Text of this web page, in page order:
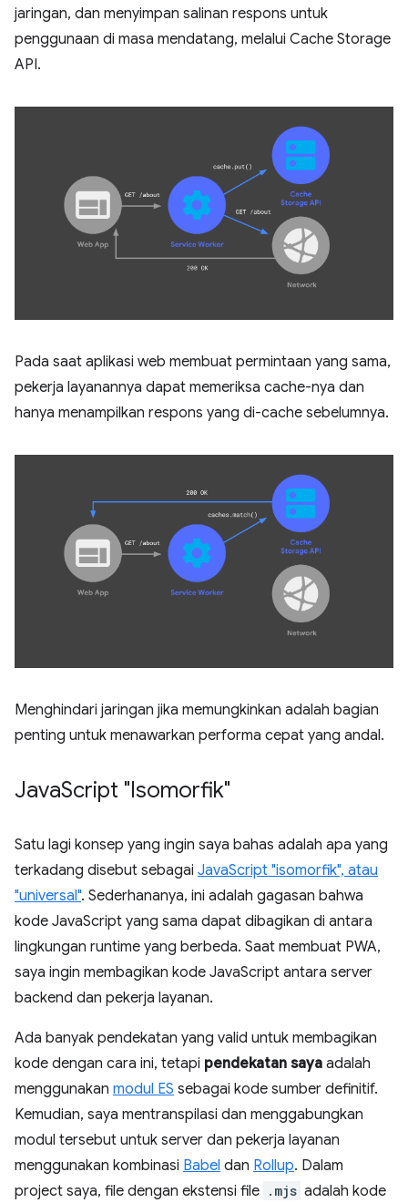
jaringan, dan menyimpan salinan respons untuk
penggunaan di masa mendatang, melalui Cache Storage
API.
Pada saat aplikasi web membuat permintaan yang sama,
pekerja layanannya dapat memeriksa cache-nya dan
hanya menampilkan respons yang di-cache sebelumnya.
Menghindari jaringan jika memungkinkan adalah bagian
penting untuk menawarkan performa cepat yang andal.
JavaScript "Isomorfik"
Satu lagi konsep yang ingin saya bahas adalah apa yang
terkadang disebut sebagai JavaScript "isomorfik", atau
"universal". Sederhananya, ini adalah gagasan bahwa
kode JavaScript yang sama dapat dibagikan di antara
lingkungan runtime yang berbeda. Saat membuat PWA,
saya ingin membagikan kode JavaScript antara server
backend dan pekerja layanan.
Ada banyak pendekatan yang valid untuk membagikan
kode dengan cara ini, tetapi pendekatan saya adalah
menggunakan modul ES sebagai kode sumber definitif.
Kemudian, saya mentranspilasi dan menggabungkan
modul tersebut untuk server dan pekerja layanan
menggunakan kombinasi Babel dan Rollup. Dalam
project saya, file dengan ekstensi file .mjs adalah kode